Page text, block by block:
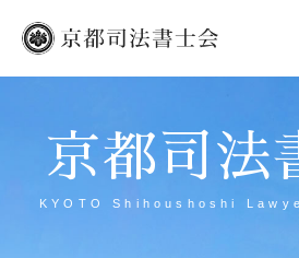
京都司法
KYOTO Shihoushoshi